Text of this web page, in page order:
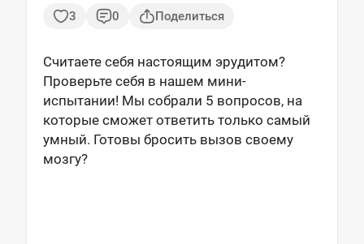
3
0 Поделиться
Считаете себя настоящим эрудитом?
Проверьте себя в нашем мини-
испытании! Мы собрали 5 вопросов, на
которые сможет ответить только самый
умный. Готовы бросить вызов своему
мозгу?